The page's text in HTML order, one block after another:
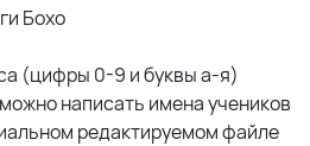
Бохо
(цифры 0-9 и буквы а-я)
написать имена учеников
редактируемом файле